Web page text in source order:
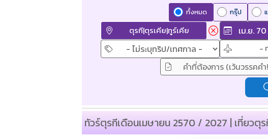
ทั้งหมด กรุ๊ป
-
ทัวร์ตุรกีเดือนเมษายน 2570 / 2027 | เที่ยวตุ